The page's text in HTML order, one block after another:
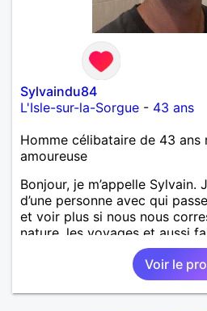
Sylvaindu84
L'Isle-sur-la-Sorgue - 43 ans
Homme célibataire de 43 ans
amoureuse
Bonjour, je m’appelle Sylvain.
d’une personne avec qui
et voir plus si nous nous
nature, les voyages et aussi
en temps ;-)Je suis papa
dont je m’occupe en garde
près tous les styles de
trop fan de Jul). Je fais du
Voir le